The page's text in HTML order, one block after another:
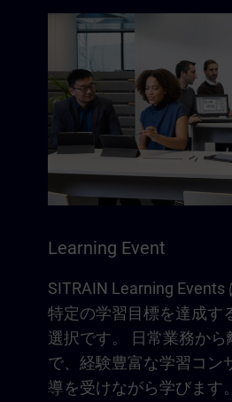
Learning Event
SITRAIN Learning
特定の学習目標を達成す
選択です。 日常業務か
で、経験豊富な学習コン
導を受けながら学びます